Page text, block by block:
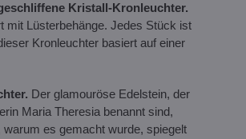
Kristall-Kronleuchter.
mit Lüsterbehänge. Jedes Stück ist
Kronleuchter basiert auf einer
Der glamouröse Edelstein, der
Maria Theresia benannt sind,
es gemacht wurde, spiegelt